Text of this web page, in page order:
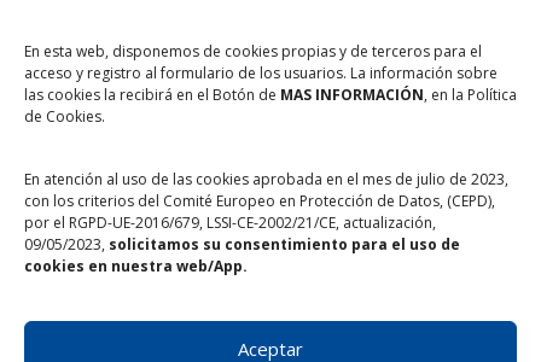
En esta web, disponemos de cookies propias y de terceros para el
acceso y registro al formulario de los usuarios. La información sobre
las cookies la recibirá en el Botón de MAS INFORMACIÓN, en la Política
de Cookies.
En atención al uso de las cookies aprobada en el mes de julio de 2023,
con los criterios del Comité Europeo en Protección de Datos, (CEPD),
por el RGPD-UE-2016/679, LSSI-CE-2002/21/CE, actualización,
09/05/2023, solicitamos su consentimiento para el uso de
cookies en nuestra web/App.
Aceptar
Acepto que mis datos sean publicados como donante
He leído y acepto las condiciones de colaboraciones web